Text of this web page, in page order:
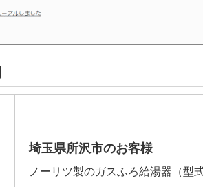
埼玉県所沢市のお客様
ノーリツ製のガスふろ給湯器（型式